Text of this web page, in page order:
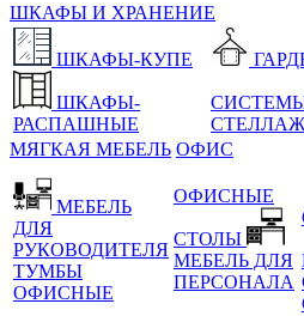
ШКАФЫ И ХРАНЕНИЕ
ШКАФЫ-КУПЕ
ШКАФЫ-
РАСПАШНЫЕ
МЯГКАЯ МЕБЕЛЬ ОФИС
МЕБЕЛЬ
ДЛЯ
РУКОВОДИТЕЛЯ
ТУМБЫ
ОФИСНЫЕ
ОФИСНЫЕ
СТОЛЫ
МЕБЕЛЬ ДЛЯ
ПЕРСОНАЛА